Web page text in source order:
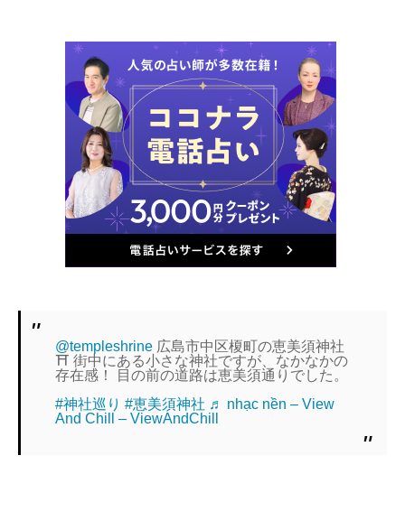
@templeshrine 広島市中区榎町の恵美須神社
⛩️ 街中にある小さな神社ですが、なかなかの
存在感！ 目の前の道路は恵美須通りでした。
#神社巡り #恵美須神社 ♬ nhạc nền – View
And Chill – ViewAndChill